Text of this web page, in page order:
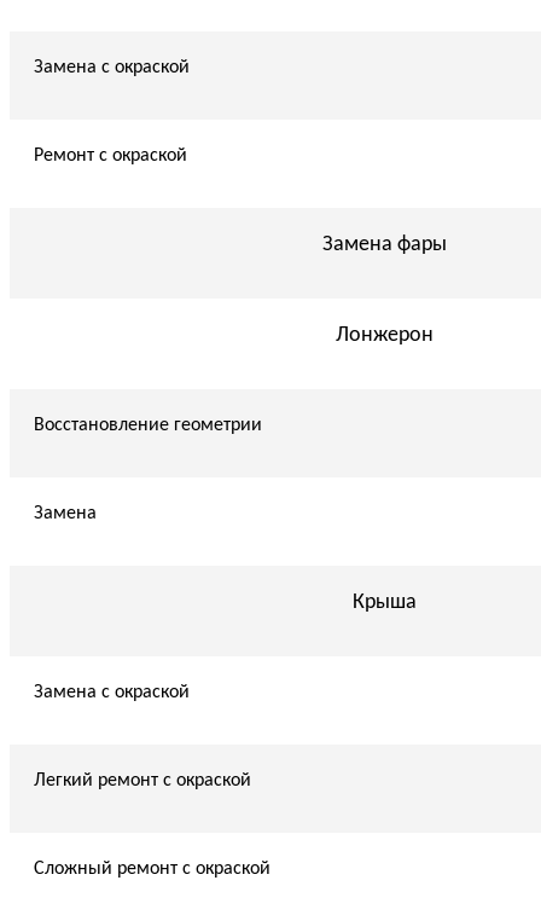
Замена с окраской
Ремонт с окраской
Замена фары
Лонжерон
Восстановление геометрии
Замена
Крыша
Замена с окраской
Легкий ремонт с окраской
Сложный ремонт с окраской